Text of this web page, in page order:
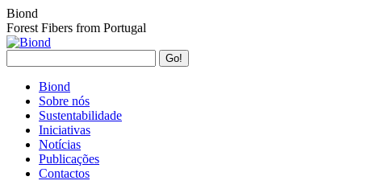
Biond
Forest Fibers from Portugal
Biond
Sobre nós
Sustentabilidade
Iniciativas
Notícias
Publicações
Contactos